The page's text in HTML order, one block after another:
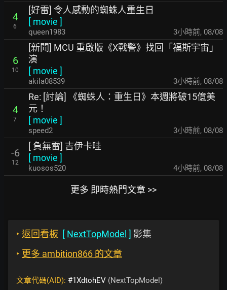
4
6
[好雷] 令人感動的蜘蛛人重生日
[ movie ]
queen1983 3小時前, 08/08
6
10
[新聞] MCU 重啟版《X戰警》找回「福斯宇宙」
演
[ movie ]
akila08539 3小時前, 08/08
4
7
Re: [討論] 《蜘蛛人：重生日》本週將破15億美
元！
[ movie ]
speed2 3小時前, 08/08
-6
12
[ 負無雷] 吉伊卡哇
[ movie ]
kuosos520 4小時前, 08/08
更多 即時熱門文章 >>
‣ 返回看板 [ NextTopModel ] 影集
‣ 更多 ambition866 的文章
文章代碼(AID): #1XdtohEV (NextTopModel)